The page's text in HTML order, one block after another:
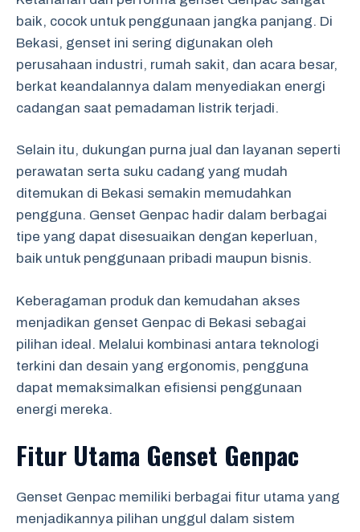
baik, cocok untuk penggunaan jangka panjang. Di
Bekasi, genset ini sering digunakan oleh
perusahaan industri, rumah sakit, dan acara besar,
berkat keandalannya dalam menyediakan energi
cadangan saat pemadaman listrik terjadi.
Selain itu, dukungan purna jual dan layanan seperti
perawatan serta suku cadang yang mudah
ditemukan di Bekasi semakin memudahkan
pengguna. Genset Genpac hadir dalam berbagai
tipe yang dapat disesuaikan dengan keperluan,
baik untuk penggunaan pribadi maupun bisnis.
Keberagaman produk dan kemudahan akses
menjadikan genset Genpac di Bekasi sebagai
pilihan ideal. Melalui kombinasi antara teknologi
terkini dan desain yang ergonomis, pengguna
dapat memaksimalkan efisiensi penggunaan
energi mereka.
Fitur Utama Genset Genpac
Genset Genpac memiliki berbagai fitur utama yang
menjadikannya pilihan unggul dalam sistem